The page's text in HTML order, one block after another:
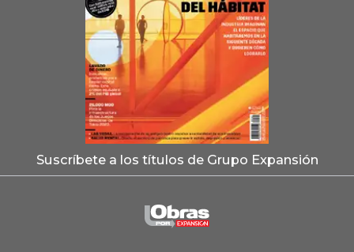
Suscríbete a los títulos de Grupo Expansión